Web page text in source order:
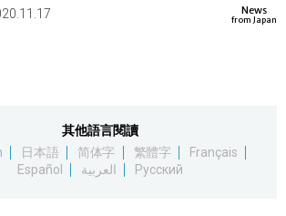
العربية
News
from Japan
其他語言閱讀
日本語 简体字 繁體字
Français
Español
العربية Русский